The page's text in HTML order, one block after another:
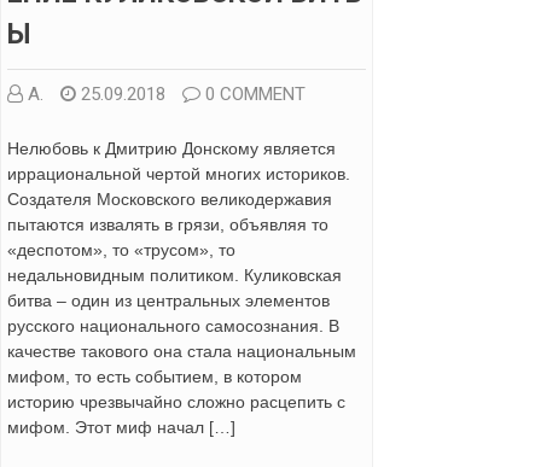
Ы
А. 25.09.2018 0 COMMENT
Нелюбовь к Дмитрию Донскому является
иррациональной чертой многих историков.
Создателя Московского великодержавия
пытаются извалять в грязи, объявляя то
«деспотом», то «трусом», то
недальновидным политиком. Куликовская
битва – один из центральных элементов
русского национального самосознания. В
качестве такового она стала национальным
мифом, то есть событием, в котором
историю чрезвычайно сложно расцепить с
мифом. Этот миф начал […]